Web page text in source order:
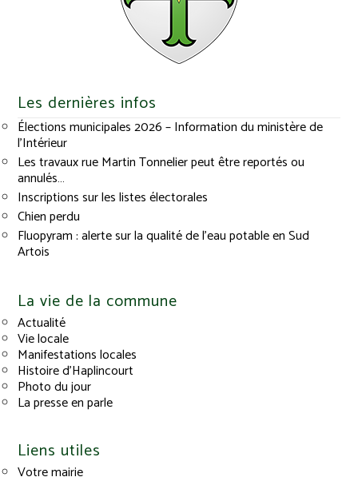
Les dernières infos
Élections municipales 2026 – Information du ministère de
l’Intérieur
Les travaux rue Martin Tonnelier peut être reportés ou
annulés…
Inscriptions sur les listes électorales
Chien perdu
Fluopyram : alerte sur la qualité de l’eau potable en Sud
Artois
La vie de la commune
Actualité
Vie locale
Manifestations locales
Histoire d’Haplincourt
Photo du jour
La presse en parle
Liens utiles